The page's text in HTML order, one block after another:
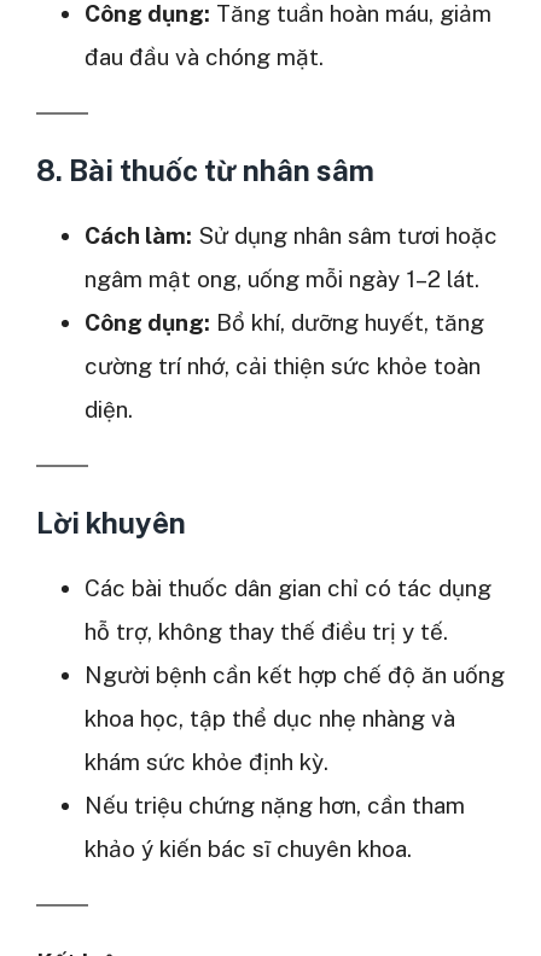
Công dụng: Tăng tuần hoàn máu, giảm
đau đầu và chóng mặt.
8. Bài thuốc từ nhân sâm
Cách làm: Sử dụng nhân sâm tươi hoặc
ngâm mật ong, uống mỗi ngày 1–2 lát.
Công dụng: Bổ khí, dưỡng huyết, tăng
cường trí nhớ, cải thiện sức khỏe toàn
diện.
Lời khuyên
Các bài thuốc dân gian chỉ có tác dụng
hỗ trợ, không thay thế điều trị y tế.
Người bệnh cần kết hợp chế độ ăn uống
khoa học, tập thể dục nhẹ nhàng và
khám sức khỏe định kỳ.
Nếu triệu chứng nặng hơn, cần tham
khảo ý kiến bác sĩ chuyên khoa.